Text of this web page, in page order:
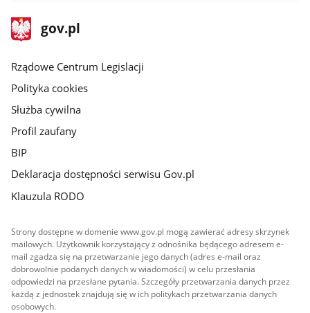
stopka
gov.plStrona
gov.pl
Rządowe Centrum Legislacji
Polityka cookies
Służba cywilna
Profil zaufany
BIP
Deklaracja dostępności serwisu Gov.pl
Klauzula RODO
Strony dostępne w domenie www.gov.pl mogą zawierać adresy skrzynek
mailowych. Użytkownik korzystający z odnośnika będącego adresem e-
mail zgadza się na przetwarzanie jego danych (adres e-mail oraz
dobrowolnie podanych danych w wiadomości) w celu przesłania
odpowiedzi na przesłane pytania. Szczegóły przetwarzania danych przez
każdą z jednostek znajdują się w ich politykach przetwarzania danych
osobowych.